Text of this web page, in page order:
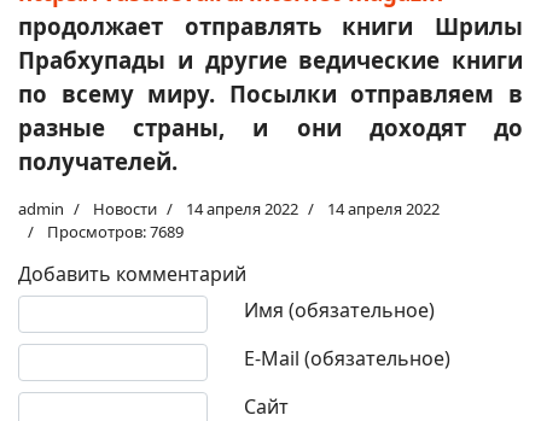
продолжает отправлять книги Шрилы
Прабхупады и другие ведические книги
по всему миру. Посылки отправляем в
разные страны, и они доходят до
получателей.
admin Новости 14 апреля 2022
14 апреля 2022
Просмотров: 7689
Добавить комментарий
Имя (обязательное)
E-Mail (обязательное)
Сайт
Текст комментария